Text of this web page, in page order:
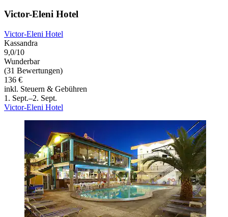
Victor-Eleni Hotel
Victor-Eleni Hotel
Kassandra
9,0/10
Wunderbar
(31 Bewertungen)
136 €
inkl. Steuern & Gebühren
1. Sept.–2. Sept.
Victor-Eleni Hotel